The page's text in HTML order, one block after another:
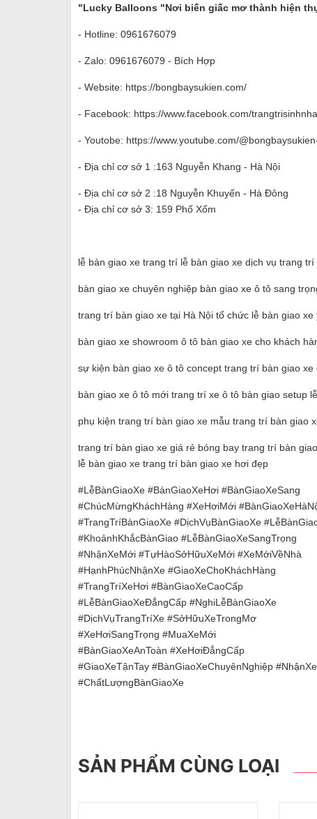
"Lucky Balloons "Nơi biến giấc mơ thành hiện
- Hotline: 0961676079
- Zalo: 0961676079 - Bích Hợp
- Website: https://bongbaysukien.com/
- Facebook: https://www.facebook.com/
- Youtobe: https://www.youtube.com/
- Địa chỉ cơ sở 1 :163 Nguyễn Khang - Hà Nội
- Địa chỉ cơ sở 2 :18 Nguyễn Khuyến - Hà Đông
- Địa chỉ cơ sở 3: 159 Phố Xốm
lễ bàn giao xe trang trí lễ bàn giao xe dịch vụ trang
bàn giao xe chuyên nghiệp bàn giao xe ô tô sang
trang trí bàn giao xe tại Hà Nội tổ chức lễ bàn giao
bàn giao xe showroom ô tô bàn giao xe cho khách
sự kiện bàn giao xe ô tô concept trang trí bàn giao
bàn giao xe ô tô mới trang trí xe ô tô bàn giao setup
phụ kiện trang trí bàn giao xe mẫu trang trí bàn giao
trang trí bàn giao xe giá rẻ bóng bay trang trí bàn
lễ bàn giao xe trang trí bàn giao xe hơi đẹp
#LễBànGiaoXe #BànGiaoXeHơi #BànGiaoXeSang
#ChúcMừngKháchHàng #XeHơiMới
#TrangTríBànGiaoXe #DịchVụBànGiaoXe
#KhoảnhKhắcBànGiao #LễBànGiaoXeSangTrọng
#NhậnXeMới #TựHàoSởHữuXeMới #XeMớiVềNhà
#HạnhPhúcNhậnXe #GiaoXeChoKháchHàng
#TrangTríXeHơi #BànGiaoXeCaoCấp
#LễBànGiaoXeĐẳngCấp #NghiLễBànGiaoXe
#DịchVụTrangTríXe #SởHữuXeTrongMơ
#XeHơiSangTrọng #MuaXeMới
#BànGiaoXeAnToàn #XeHơiĐẳngCấp
#GiaoXeTậnTay #BànGiaoXeChuyênNghiệp
#ChấtLượngBànGiaoXe
SẢN PHẨM CÙNG LOẠI